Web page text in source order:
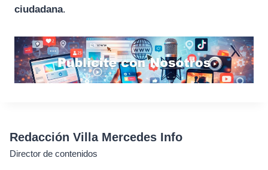
ciudadana.
Redacción Villa Mercedes Info
Director de contenidos